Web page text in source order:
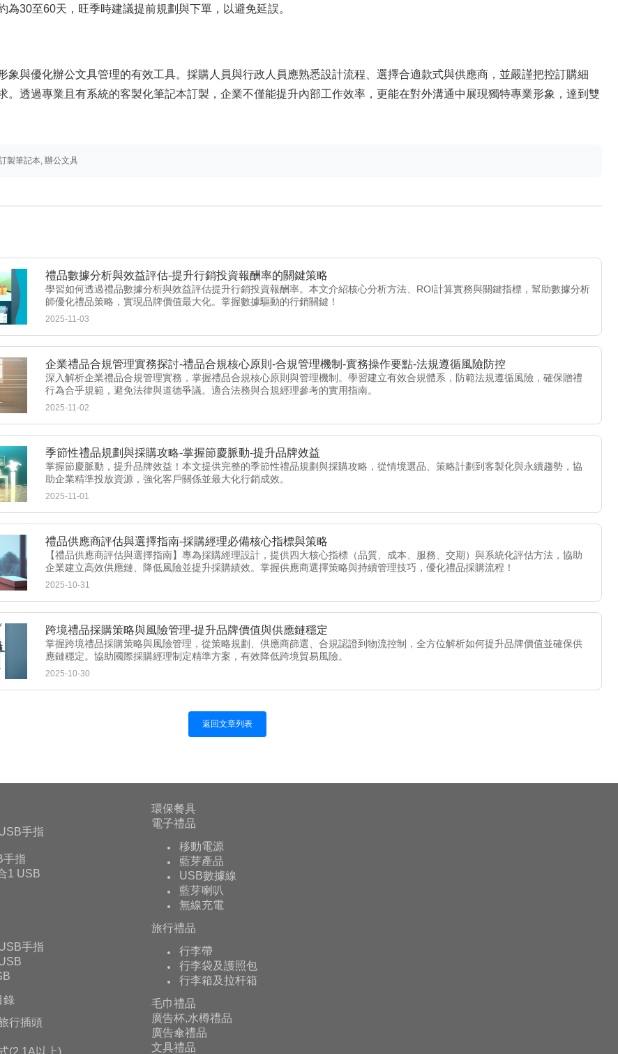
為30至60天，旺季時建議提前規劃與下單，以避免延誤。
象與優化辦公文具管理的有效工具。採購人員與行政人員應熟悉設計流程、選擇合適款式與供應商，並嚴謹把控訂購細
。透過專業且有系統的客製化筆記本訂製，企業不僅能提升內部工作效率，更能在對外溝通中展現獨特專業形象，達到雙
製筆記本, 辦公文具
禮品數據分析與效益評估-提升行銷投資報酬率的關鍵策略
學習如何透過禮品數據分析與效益評估提升行銷投資報酬率。本文介紹核心分析方法、ROI計算實務與關鍵指標，幫助數據分析
師優化禮品策略，實現品牌價值最大化。掌握數據驅動的行銷關鍵！
2025-11-03
企業禮品合規管理實務探討-禮品合規核心原則-合規管理機制-實務操作要點-法規遵循風險防控
深入解析企業禮品合規管理實務，掌握禮品合規核心原則與管理機制。學習建立有效合規體系，防範法規遵循風險，確保贈禮
行為合乎規範，避免法律與道德爭議。適合法務與合規經理參考的實用指南。
2025-11-02
季節性禮品規劃與採購攻略-掌握節慶脈動-提升品牌效益
掌握節慶脈動，提升品牌效益！本文提供完整的季節性禮品規劃與採購攻略，從情境選品、策略計劃到客製化與永續趨勢，協
助企業精準投放資源，強化客戶關係並最大化行銷成效。
2025-11-01
禮品供應商評估與選擇指南-採購經理必備核心指標與策略
【禮品供應商評估與選擇指南】專為採購經理設計，提供四大核心指標（品質、成本、服務、交期）與系統化評估方法，協助
企業建立高效供應鏈、降低風險並提升採購績效。掌握供應商選擇策略與持續管理技巧，優化禮品採購流程！
2025-10-31
跨境禮品採購策略與風險管理-提升品牌價值與供應鏈穩定
掌握跨境禮品採購策略與風險管理，從策略規劃、供應商篩選、合規認證到物流控制，全方位解析如何提升品牌價值並確保供
應鏈穩定。協助國際採購經理制定精準方案，有效降低跨境貿易風險。
2025-10-30
返回文章列表
手指
手指
1 USB
手指
錄
行插頭
環保餐具
電子禮品
移動電源
藍芽產品
USB數據線
藍芽喇叭
無線充電
旅行禮品
行李帶
行李袋及護照包
行李箱及拉杆箱
毛巾禮品
廣告杯,水樽禮品
廣告傘禮品
文具禮品